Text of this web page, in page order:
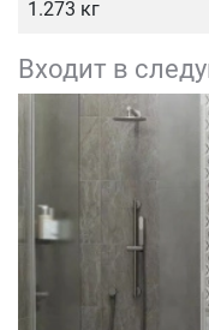
1.273 кг
Входит в